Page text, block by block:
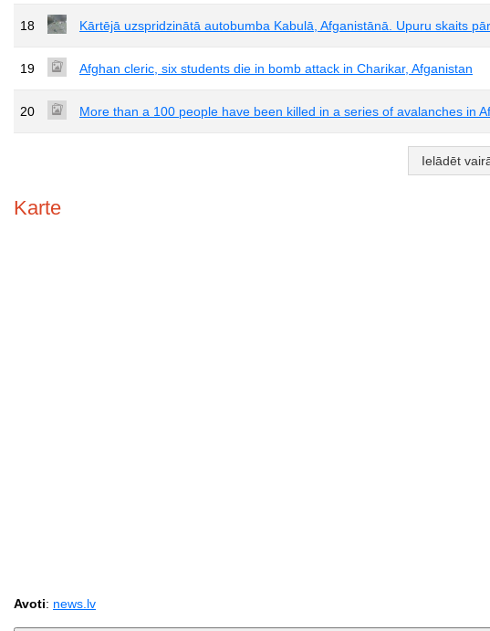
18 Kārtējā uzspridzinātā autobumba Kabulā, Afganistānā. Upuru skaits
19 Afghan cleric, six students die in bomb attack in Charikar, Afganistan
20 More than a 100 people have been killed in a series of avalanches in
Ielādēt
Karte
Avoti: news.lv